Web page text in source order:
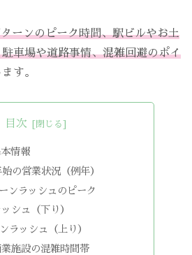
ーンのピーク時間、駅ビルやお土
車場や道路事情、混雑回避のポイ
す。
目次
情報
の営業状況（例年）
ンラッシュのピーク
シュ（下り）
ラッシュ（上り）
施設の混雑時間帯